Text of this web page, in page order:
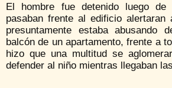
El hombre fue detenido luego de
pasaban frente al edificio
presuntamente estaba abusando
balcón de un apartamento, frente a
hizo que una multitud se
defender al niño mientras llegaban